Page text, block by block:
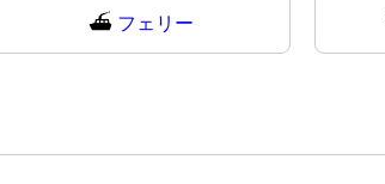
⛴ フェリー